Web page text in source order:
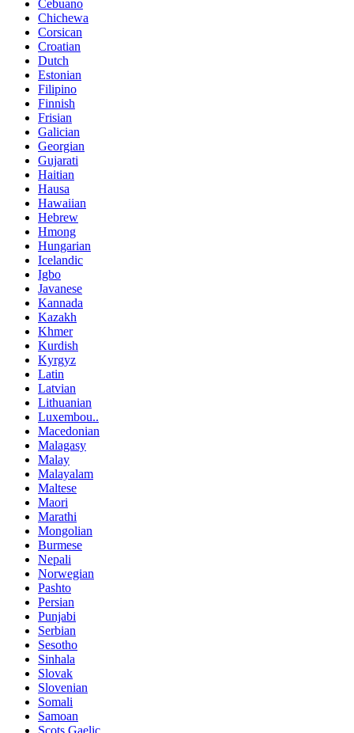
Cebuano
Chichewa
Corsican
Croatian
Dutch
Estonian
Filipino
Finnish
Frisian
Galician
Georgian
Gujarati
Haitian
Hausa
Hawaiian
Hebrew
Hmong
Hungarian
Icelandic
Igbo
Javanese
Kannada
Kazakh
Khmer
Kurdish
Kyrgyz
Latin
Latvian
Lithuanian
Luxembou..
Macedonian
Malagasy
Malay
Malayalam
Maltese
Maori
Marathi
Mongolian
Burmese
Nepali
Norwegian
Pashto
Persian
Punjabi
Serbian
Sesotho
Sinhala
Slovak
Slovenian
Somali
Samoan
Scots Gaelic